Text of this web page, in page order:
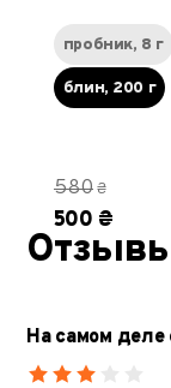
пробник, 8 г
блин, 200 г
580₴
500 ₴
На самом